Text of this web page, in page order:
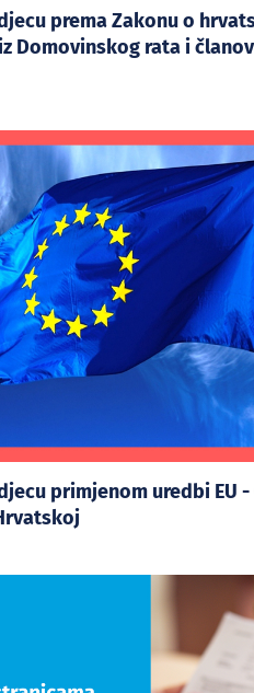
prema Zakonu o
Domovinskog rata i
primjenom uredbi EU